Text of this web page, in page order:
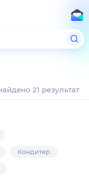
21 результат
Кондитер